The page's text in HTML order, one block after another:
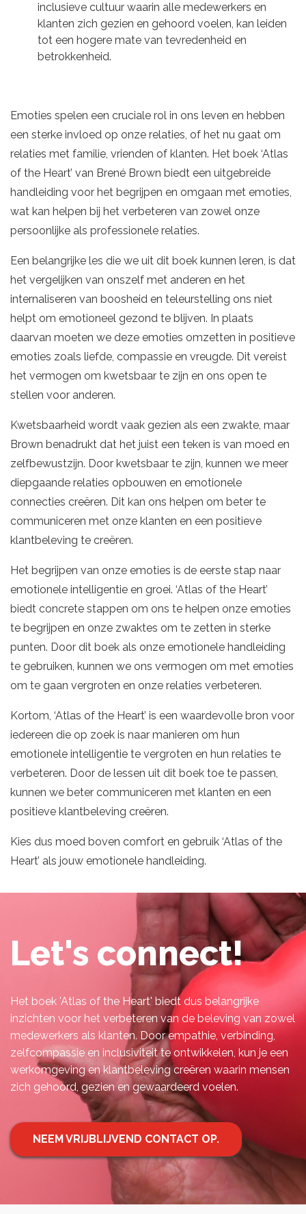
inclusieve cultuur waarin alle medewerkers en
klanten zich gezien en gehoord voelen, kan leiden
tot een hogere mate van tevredenheid en
betrokkenheid.
Emoties spelen een cruciale rol in ons leven en hebben
een sterke invloed op onze relaties, of het nu gaat om
relaties met familie, vrienden of klanten. Het boek ‘Atlas
of the Heart’ van Brené Brown biedt een uitgebreide
handleiding voor het begrijpen en omgaan met emoties,
wat kan helpen bij het verbeteren van zowel onze
persoonlijke als professionele relaties.
Een belangrijke les die we uit dit boek kunnen leren, is dat
het vergelijken van onszelf met anderen en het
internaliseren van boosheid en teleurstelling ons niet
helpt om emotioneel gezond te blijven. In plaats
daarvan moeten we deze emoties omzetten in positieve
emoties zoals liefde, compassie en vreugde. Dit vereist
het vermogen om kwetsbaar te zijn en ons open te
stellen voor anderen.
Kwetsbaarheid wordt vaak gezien als een zwakte, maar
Brown benadrukt dat het juist een teken is van moed en
zelfbewustzijn. Door kwetsbaar te zijn, kunnen we meer
diepgaande relaties opbouwen en emotionele
connecties creëren. Dit kan ons helpen om beter te
communiceren met onze klanten en een positieve
klantbeleving te creëren.
Het begrijpen van onze emoties is de eerste stap naar
emotionele intelligentie en groei. ‘Atlas of the Heart’
biedt concrete stappen om ons te helpen onze emoties
te begrijpen en onze zwaktes om te zetten in sterke
punten. Door dit boek als onze emotionele handleiding
te gebruiken, kunnen we ons vermogen om met emoties
om te gaan vergroten en onze relaties verbeteren.
Kortom, ‘Atlas of the Heart’ is een waardevolle bron voor
iedereen die op zoek is naar manieren om hun
emotionele intelligentie te vergroten en hun relaties te
verbeteren. Door de lessen uit dit boek toe te passen,
kunnen we beter communiceren met klanten en een
positieve klantbeleving creëren.
Kies dus moed boven comfort en gebruik ‘Atlas of the
Heart’ als jouw emotionele handleiding.
Let's connect!
Het boek 'Atlas of the Heart' biedt dus belangrijke
inzichten voor het verbeteren van de beleving van zowel
medewerkers als klanten. Door empathie, verbinding,
zelfcompassie en inclusiviteit te ontwikkelen, kun je een
werkomgeving en klantbeleving creëren waarin mensen
zich gehoord, gezien en gewaardeerd voelen.
NEEM VRIJBLIJVEND CONTACT OP.